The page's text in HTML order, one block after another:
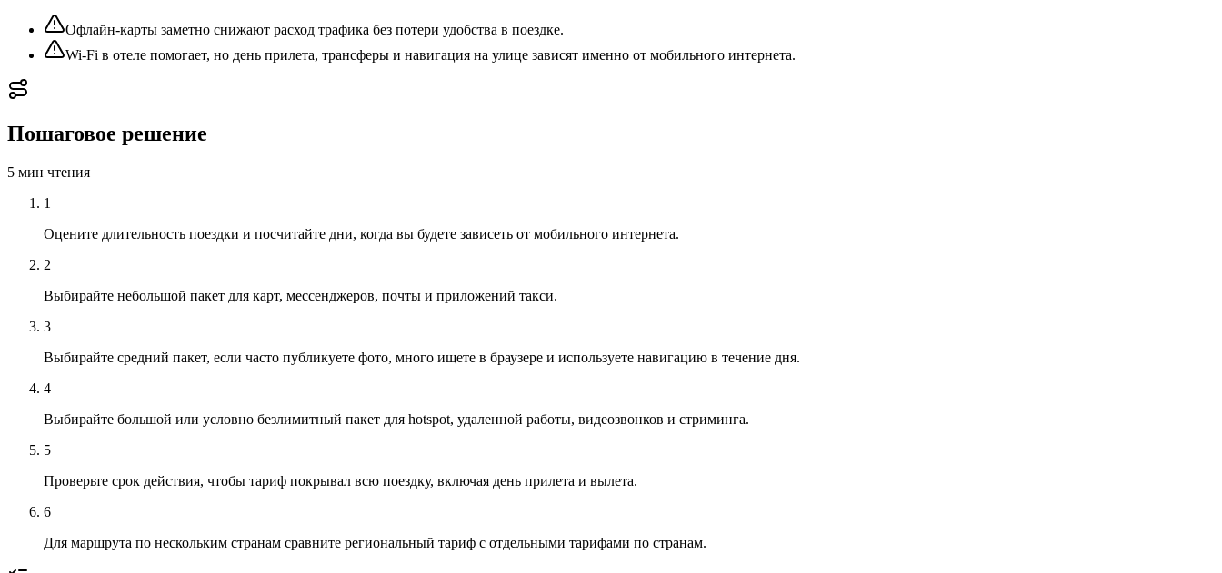
Офлайн-карты заметно снижают расход трафика без потери удобства в поездке.
Wi-Fi в отеле помогает, но день прилета, трансферы и навигация на улице зависят именно от мобильного интернета.
Пошаговое решение
5 мин чтения
1
Оцените длительность поездки и посчитайте дни, когда вы будете зависеть от мобильного интернета.
2
Выбирайте небольшой пакет для карт, мессенджеров, почты и приложений такси.
3
Выбирайте средний пакет, если часто публикуете фото, много ищете в браузере и используете навигацию в течение дня.
4
Выбирайте большой или условно безлимитный пакет для hotspot, удаленной работы, видеозвонков и стриминга.
5
Проверьте срок действия, чтобы тариф покрывал всю поездку, включая день прилета и вылета.
6
Для маршрута по нескольким странам сравните региональный тариф с отдельными тарифами по странам.